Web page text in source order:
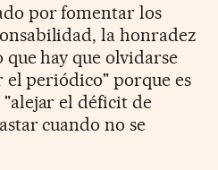
por fomentar los
la honradez
hay que olvidarse
el periódico" porque es
el déficit de
cuando no se